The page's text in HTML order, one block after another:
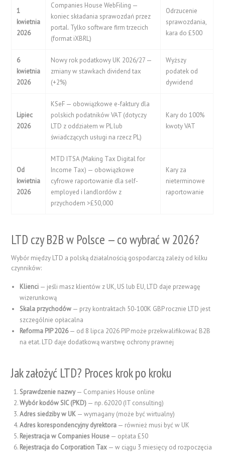
1
kwietnia
2026
Companies House WebFiling —
koniec składania sprawozdań przez
portal. Tylko software firm trzecich
(format iXBRL)
Odrzucenie
sprawozdania,
kara do £500
6
kwietnia
2026
Nowy rok podatkowy UK 2026/27 —
zmiany w stawkach dividend tax
(+2%)
Wyższy
podatek od
dywidend
Lipiec
2026
KSeF — obowiązkowe e-faktury dla
polskich podatników VAT (dotyczy
LTD z oddziałem w PL lub
świadczących usługi na rzecz PL)
Kary do 100%
kwoty VAT
Od
kwietnia
2026
MTD ITSA (Making Tax Digital for
Income Tax) — obowiązkowe
cyfrowe raportowanie dla self-
employed i landlordów z
przychodem >£50,000
Kary za
nieterminowe
raportowanie
LTD czy B2B w Polsce — co wybrać w 2026?
Wybór między LTD a polską działalnością gospodarczą zależy od kilku
czynników:
Klienci — jeśli masz klientów z UK, US lub EU, LTD daje przewagę
wizerunkową
Skala przychodów — przy kontraktach 50-100K GBP rocznie LTD jest
szczególnie opłacalna
Reforma PIP 2026— od 8 lipca 2026 PIP może przekwalifikować B2B
na etat. LTD daje dodatkową warstwę ochrony prawnej
Jak założyć LTD? Proces krok po kroku
Sprawdzenie nazwy— Companies House online
Wybór kodów SIC (PKD) — np. 62020 (IT consulting)
Adres siedziby w UK — wymagany (może być wirtualny)
Adres korespondencyjny dyrektora — również musi być w UK
Rejestracja w Companies House — opłata £50
Rejestracja do Corporation Tax — w ciągu 3 miesięcy od rozpoczęcia